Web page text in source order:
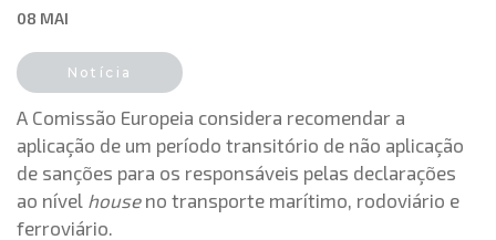
08 MAI
Notícia
A Comissão Europeia considera recomendar a
aplicação de um período transitório de não aplicação
de sanções para os responsáveis pelas declarações
ao nível houseno transporte marítimo, rodoviário e
ferroviário.